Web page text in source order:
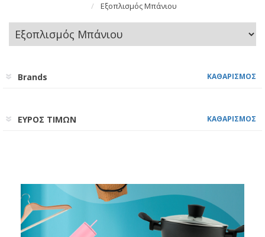
ΣΥΝΔΕΣΗ
Εξοπλισμός Μπάνιου
Brands ΚΑΘΑΡΙΣΜΟΣ
ΕΥΡΟΣ ΤΙΜΩΝ ΚΑΘΑΡΙΣΜΟΣ